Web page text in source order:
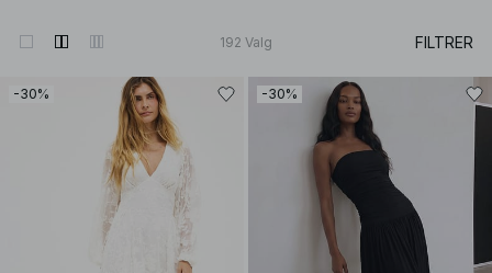
192 Valg FILTRER
-30% -30%